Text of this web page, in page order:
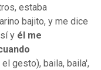
estaba
bajito, y me dice
y él me
el gesto), baila, baila',